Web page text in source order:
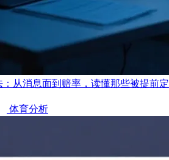
：从消息面到赔率，读懂那些被提前定
体育分析